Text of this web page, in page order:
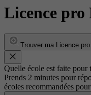
Licence pro
Trouver ma Licence pro
Quelle école est faite pour
Prends 2 minutes pour
écoles recommandées